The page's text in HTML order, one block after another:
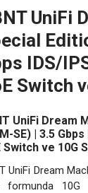
UniFi
IDS/
Switch
UniFi Dream
SE) | 3.5
Switch ve 10G
UniFi Dream
formunda 10G